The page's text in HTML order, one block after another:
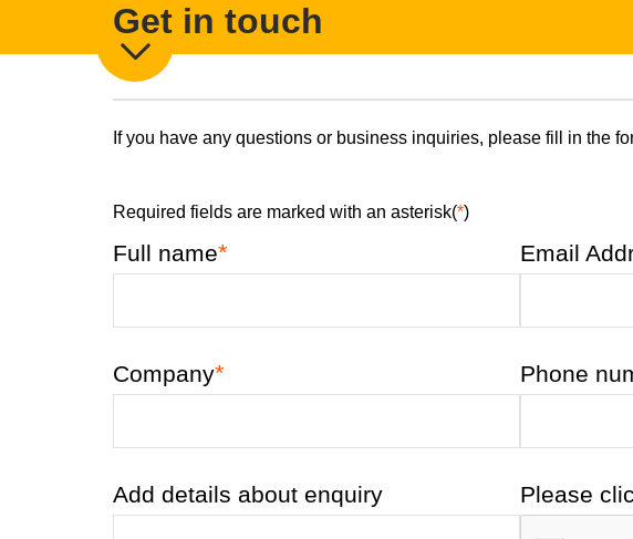
Get in touch
If you have any questions or business inquiries, please fill in the
Required fields are marked with an asterisk(*)
Full name* Email
Company* Phone
Add details about enquiry Please